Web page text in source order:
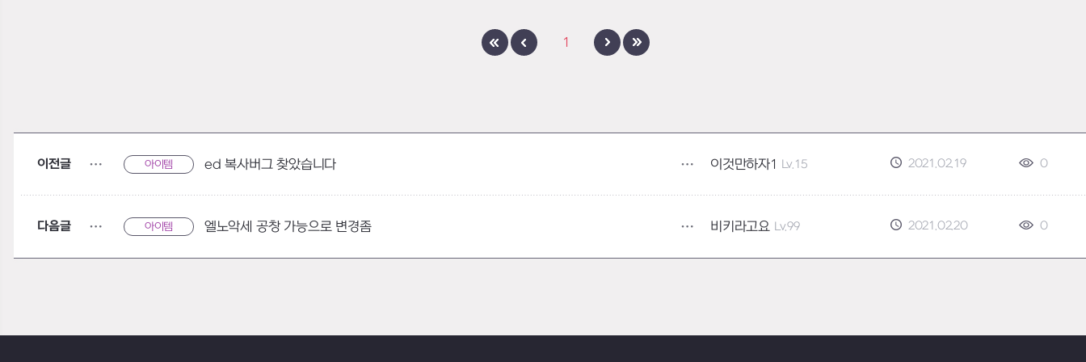
1
이전글 아이템 ed 복사버그 찾았습니다 이것만하자1 Lv.15 2021.02.19 0
다음글 아이템 엘노악세 공창 가능으로 변경좀 비키라고요 Lv.99 2021.02.20 0